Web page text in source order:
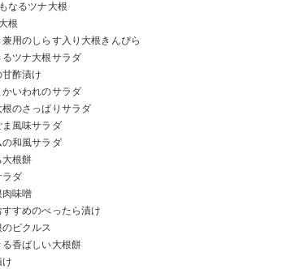
なるツナ大根
根
用のしらす入り大根きんぴら
ツナ大根サラダ
酢漬け
いわれのサラダ
のさっぱりサラダ
ま風味サラダ
の和風サラダ
大根餅
ラダ
肉味噌
すめのべったら漬け
ピクルス
香ばしい大根餅
け